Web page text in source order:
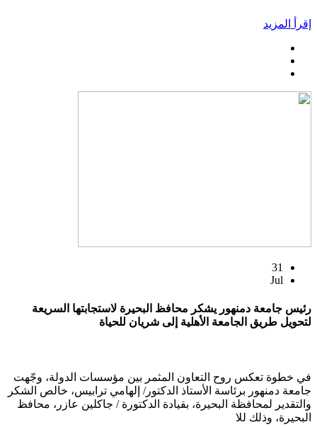
إقرأ المزيد
31
Jul
رئيس جامعة دمنهور يشكر محافظ البحيرة لاستجابتها السريعة
لتحويل طريق الجامعة الأهلية إلى شريان للحياة
في خطوة تعكس روح التعاون المثمر بين مؤسسات الدولة، وجّهت
جامعة دمنهور برئاسة الأستاذ الدكتور/ إلهامي ترابيس، خالص الشكر
والتقدير لمحافظة البحيرة، بقيادة الدكتورة / جاكلين عازر، محافظ
البحيرة، وذلك للا